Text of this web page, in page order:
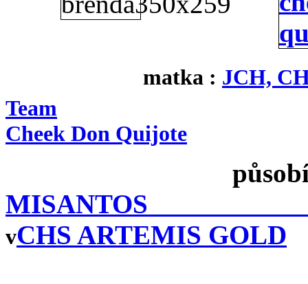
matka : JCH,
Team
Cheek Don Quijote
vCHS ARTEMIS GOLD